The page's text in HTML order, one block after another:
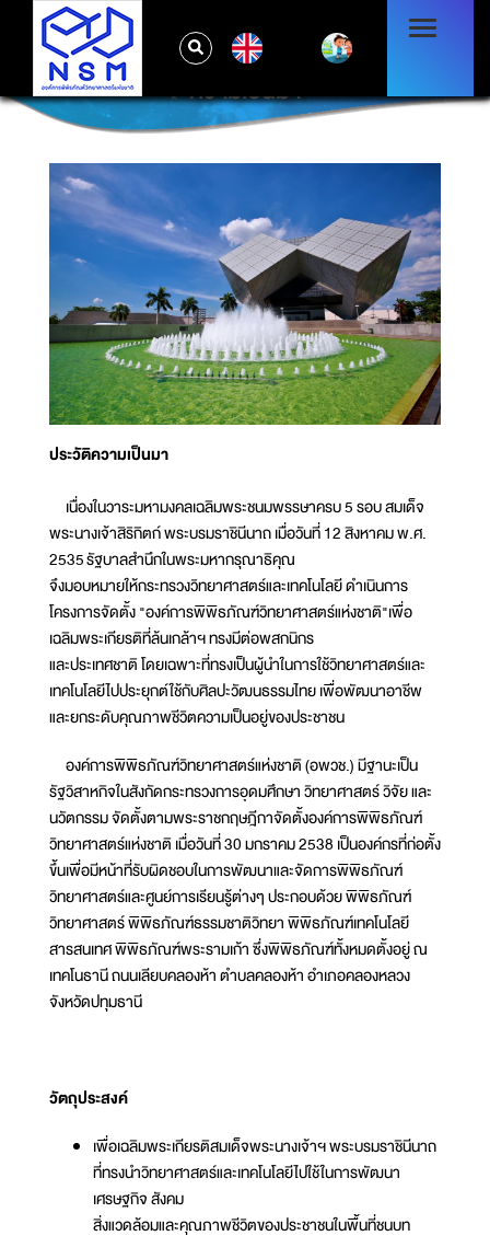
ความเป็นมา
ประวัติความเป็นมา
เนื่องในวาระมหามงคลเฉลิมพระชนมพรรษาครบ 5 รอบ สมเด็จ
พระนางเจ้าสิริกิตก์ พระบรมราชินีนาถ เมื่อวันที่ 12 สิงหาคม พ.ศ.
2535 รัฐบาลสำนึกในพระมหากรุณาธิคุณ
จึงมอบหมายให้กระทรวงวิทยาศาสตร์และเทคโนโลยี ดำเนินการ
โครงการจัดตั้ง "องค์การพิพิธภัณฑ์วิทยาศาสตร์แห่งชาติ"เพื่อ
เฉลิมพระเกียรติที่ล้นเกล้าฯ ทรงมีต่อพสกนิกร
และประเทศชาติ โดยเฉพาะที่ทรงเป็นผู้นำในการใช้วิทยาศาสตร์และ
เทคโนโลยีไปประยุกต์ใช้กับศิลปะวัฒนธรรมไทย เพื่อพัฒนาอาชีพ
และยกระดับคุณภาพชีวิตความเป็นอยู่ของประชาชน
องค์การพิพิธภัณฑ์วิทยาศาสตร์แห่งชาติ (อพวช.) มีฐานะเป็น
รัฐวิสาหกิจในสังกัดกระทรวงการอุดมศึกษา วิทยาศาสตร์ วิจัย และ
นวัตกรรม จัดตั้งตามพระราชกฤษฎีกาจัดตั้งองค์การพิพิธภัณฑ์
วิทยาศาสตร์แห่งชาติ เมื่อวันที่ 30 มกราคม 2538 เป็นองค์กรที่ก่อตั้ง
ขึ้นเพื่อมีหน้าที่รับผิดชอบในการพัฒนาและจัดการพิพิธภัณฑ์
วิทยาศาสตร์และศูนย์การเรียนรู้ต่างๆ ประกอบด้วย พิพิธภัณฑ์
วิทยาศาสตร์ พิพิธภัณฑ์ธรรมชาติวิทยา พิพิธภัณฑ์เทคโนโลยี
สารสนเทศ พิพิธภัณฑ์พระรามเก้า ซึ่งพิพิธภัณฑ์ทั้งหมดตั้งอยู่ ณ
เทคโนธานี ถนนเลียบคลองห้า ตำบลคลองห้า อำเภอคลองหลวง
จังหวัดปทุมธานี
วัตถุประสงค์
เพื่อเฉลิมพระเกียรติสมเด็จพระนางเจ้าฯ พระบรมราชินีนาถ
ที่ทรงนำวิทยาศาสตร์และเทคโนโลยีไปใช้ในการพัฒนา
เศรษฐกิจ สังคม
สิ่งแวดล้อมและคุณภาพชีวิตของประชาชนในพื้นที่ชนบท